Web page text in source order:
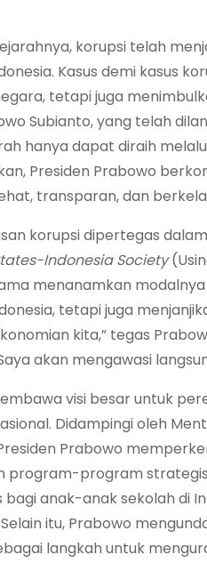
korupsi telah
Kasus demi kasus
tetapi juga
Subianto, yang telah
hanya dapat diraih
Presiden Prabowo
transparan, dan
korupsi dipertegas
Indonesia Society
menanamkan
tetapi juga
kita,” tegas
akan mengawasi
visi besar untuk
Didampingi oleh
Prabowo
program-program
anak-anak sekolah di
itu, Prabowo
langkah untuk